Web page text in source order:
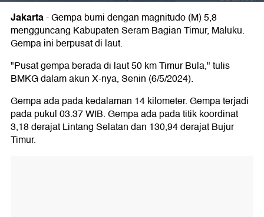
Jakarta-Gempa bumi dengan magnitudo (M) 5,8
mengguncang Kabupaten Seram Bagian Timur, Maluku.
Gempa ini berpusat di laut.
"Pusat gempa berada di laut 50 km Timur Bula," tulis
BMKG dalam akun X-nya, Senin (6/5/2024).
Gempa ada pada kedalaman 14 kilometer. Gempa terjadi
pada pukul 03.37 WIB. Gempa ada pada titik koordinat
3,18 derajat Lintang Selatan dan 130,94 derajat Bujur
Timur.